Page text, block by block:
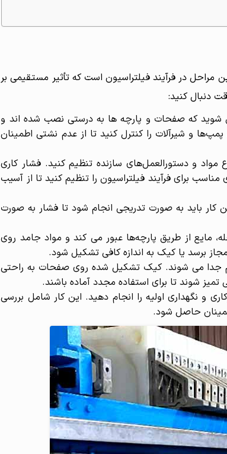
مراحل در فرآیند فیلتراسیون است که تأثیر مستقیمی بر
دنبال کنید:
شوید که صفحات و پارچه ها به درستی نصب شده اند و
و شیرآلات را کنترل کنید تا از عدم نشتی اطمینان
مواد و دستورالعمل‌های سازنده تنظیم کنید. فشار کاری
برای فرآیند فیلتراسیون را تنظیم کنید تا از آسیب
کار باید به صورت تدریجی انجام شود تا فشار به صورت
مایع از طریق پارچه‌ها عبور می کند و مواد جامد روی
برسد یا کیک به اندازه کافی تشکیل شود.
جدا می شوند. کیک تشکیل شده روی صفحات به راحتی
شوند تا برای استفاده مجدد آماده باشند.
و نگهداری اولیه را انجام دهید. این کار شامل بررسی
حاصل شود.